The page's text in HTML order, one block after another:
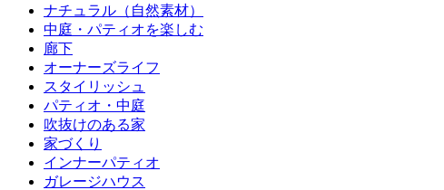
ナチュラル（自然素材）
中庭・パティオを楽しむ
廊下
オーナーズライフ
スタイリッシュ
パティオ・中庭
吹抜けのある家
家づくり
インナーパティオ
ガレージハウス